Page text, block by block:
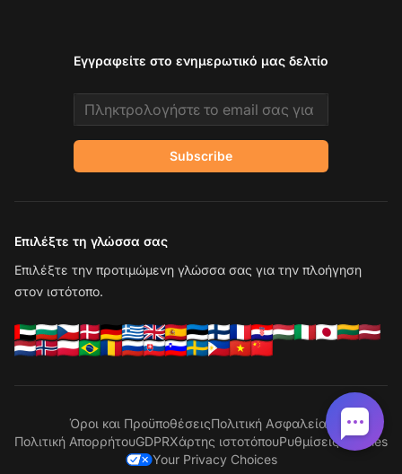
Εγγραφείτε στο ενημερωτικό μας δελτίο
Email address
Subscribe
Επιλέξτε τη γλώσσα σας
Επιλέξτε την προτιμώμενη γλώσσα σας για την πλοήγηση
στον ιστότοπο.
Όροι και ΠροϋποθέσειςΠολιτική Ασφαλείας
Πολιτική ΑπορρήτουGDPRΧάρτης ιστοτόπουΡυθμίσεις cookies
Your Privacy Choices